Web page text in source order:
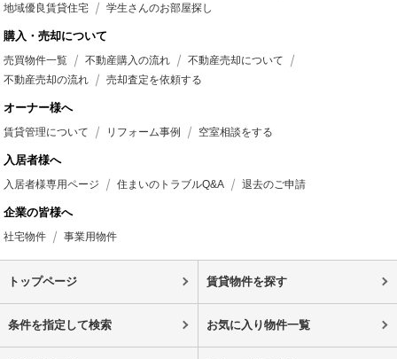
地域優良賃貸住宅
学生さんのお部屋探し
購入・売却について
売買物件一覧 不動産購入の流れ
不動産売却について
不動産売却の流れ
売却査定を依頼する
オーナー様へ
賃貸管理について リフォーム事例 空室相談をする
入居者様へ
入居者様専用ページ 住まいのトラブルQ&A 退去のご申請
企業の皆様へ
社宅物件 事業用物件
トップページ 賃貸物件を探す
条件を指定して検索 お気に入り物件一覧